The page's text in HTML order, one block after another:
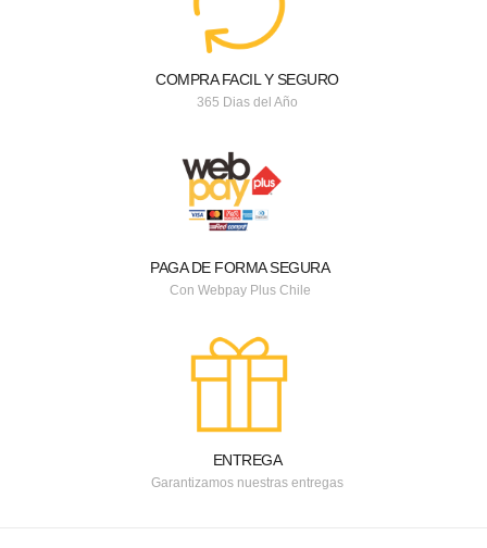
COMPRA FACIL Y SEGURO
365 Dias del Año
PAGA DE FORMA SEGURA
Con Webpay Plus Chile
ENTREGA
Garantizamos nuestras entregas